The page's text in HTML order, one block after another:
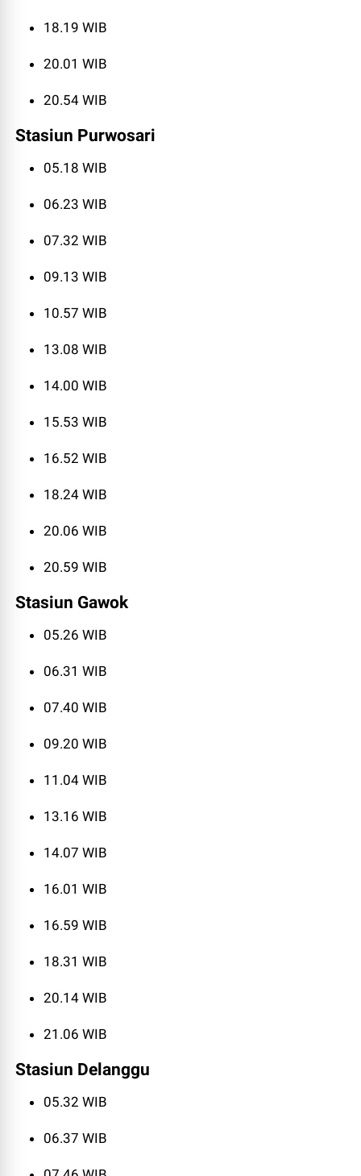
18.19 WIB
20.01 WIB
20.54 WIB
Stasiun Purwosari
05.18 WIB
06.23 WIB
07.32 WIB
09.13 WIB
10.57 WIB
13.08 WIB
14.00 WIB
15.53 WIB
16.52 WIB
18.24 WIB
20.06 WIB
20.59 WIB
Stasiun Gawok
05.26 WIB
06.31 WIB
07.40 WIB
09.20 WIB
11.04 WIB
13.16 WIB
14.07 WIB
16.01 WIB
16.59 WIB
18.31 WIB
20.14 WIB
21.06 WIB
Stasiun Delanggu
05.32 WIB
06.37 WIB